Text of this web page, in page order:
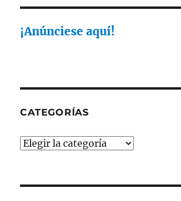
Internet,
¡Anúnciese aquí!
CATEGORÍAS
Categorías